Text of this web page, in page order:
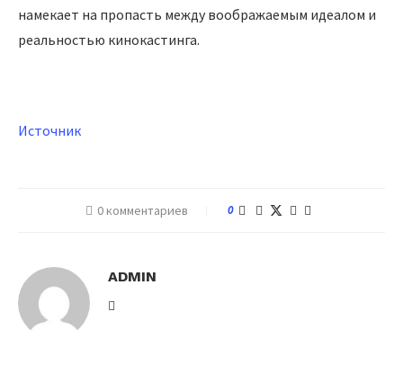
намекает на пропасть между воображаемым идеалом и
реальностью кинокастинга.
Источник
0 комментариев 0
ADMIN